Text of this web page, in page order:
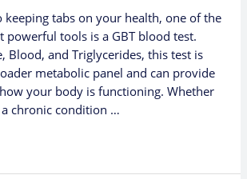
keeping tabs on your health, one of the
powerful tools is a GBT blood test.
Blood, and Triglycerides, this test is
metabolic panel and can provide
your body is functioning. Whether
a chronic condition …